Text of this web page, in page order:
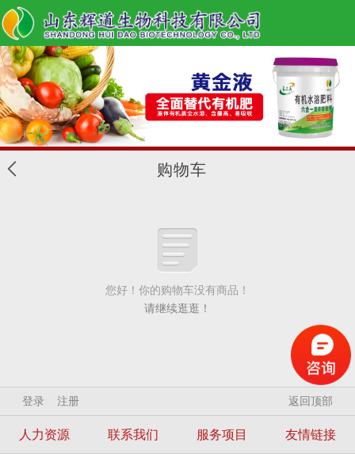
购物车
您好！你的购物车没有商品！
请继续逛逛！
登录 注册 返回顶部
人力资源 联系我们 服务项目 友情链接